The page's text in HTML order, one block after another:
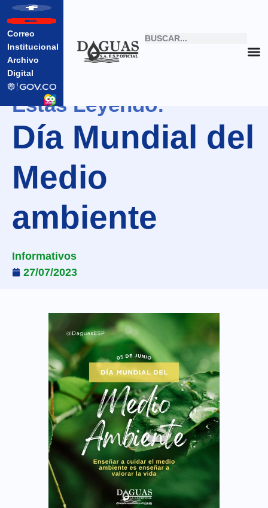
Correo
Institucional
Archivo
Digital
Estas Leyendo:
Día Mundial del
Medio
ambiente
Informativos
27/07/2023